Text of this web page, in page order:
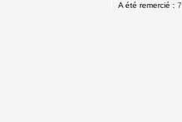
A été remercié :